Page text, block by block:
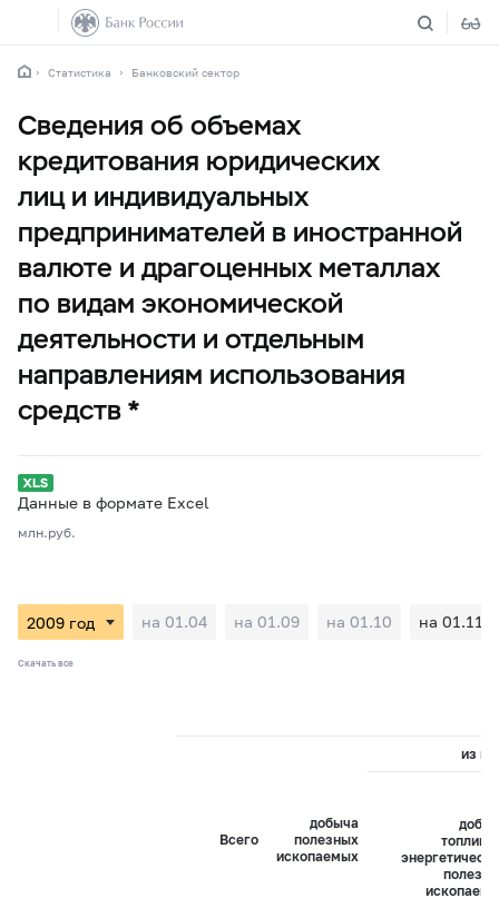
Статистика Банковский сектор
Сведения об объемах
кредитования юридических
лиц и индивидуальных
предпринимателей в иностранной
валюте и драгоценных металлах
по видам экономической
деятельности и отдельным
направлениям использования
средств *
Данные в формате Excel
млн.руб.
на 01.04 на 01.09 на 01.10 на 01.11
Скачать все
Всего
добыча
полезных
ископаемых
из